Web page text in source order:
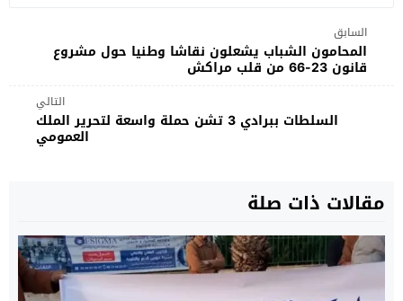
السابق
المحامون الشباب يشعلون نقاشا وطنيا حول مشروع
قانون 23-66 من قلب مراكش
التالي
السلطات ببرادي 3 تشن حملة واسعة لتحرير الملك
العمومي
مقالات ذات صلة